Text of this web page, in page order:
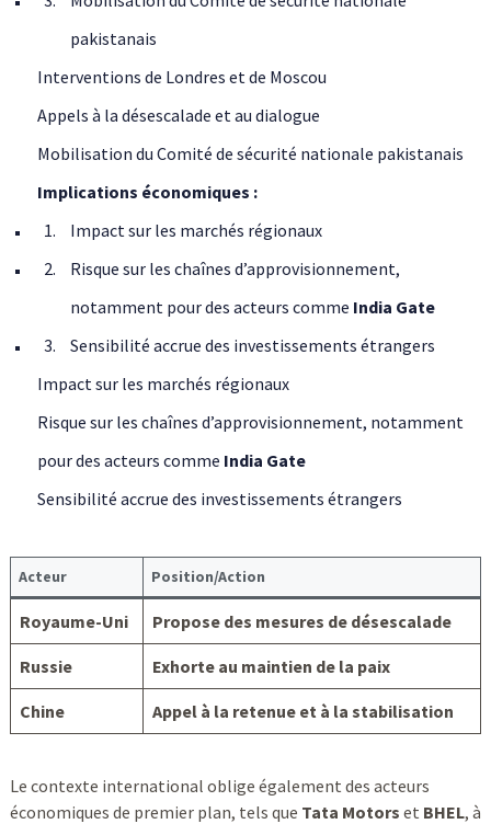
pakistanais
Interventions de Londres et de Moscou
Appels à la désescalade et au dialogue
Mobilisation du Comité de sécurité nationale pakistanais
Implications économiques :
Impact sur les marchés régionaux
Risque sur les chaînes d’approvisionnement,
notamment pour des acteurs comme India Gate
Sensibilité accrue des investissements étrangers
Impact sur les marchés régionaux
Risque sur les chaînes d’approvisionnement, notamment
pour des acteurs comme India Gate
Sensibilité accrue des investissements étrangers
Acteur Position/Action
Royaume-Uni Propose des mesures de désescalade
Russie Exhorte au maintien de la paix
Chine Appel à la retenue et à la stabilisation
Le contexte international oblige également des acteurs
économiques de premier plan, tels que Tata Motors et BHEL, à